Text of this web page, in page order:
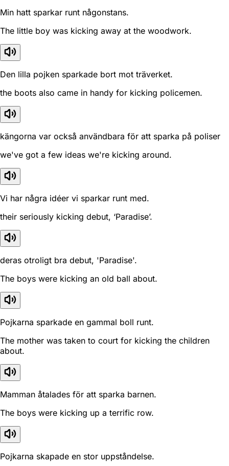
Min hatt sparkar runt någonstans.
The little boy was kicking away at the woodwork.
Den lilla pojken sparkade bort mot träverket.
the boots also came in handy for kicking policemen.
kängorna var också användbara för att sparka på poliser
we've got a few ideas we're kicking around.
Vi har några idéer vi sparkar runt med.
their seriously kicking debut, ‘Paradise’.
deras otroligt bra debut, 'Paradise'.
The boys were kicking an old ball about.
Pojkarna sparkade en gammal boll runt.
The mother was taken to court for kicking the children
about.
Mamman åtalades för att sparka barnen.
The boys were kicking up a terrific row.
Pojkarna skapade en stor uppståndelse.